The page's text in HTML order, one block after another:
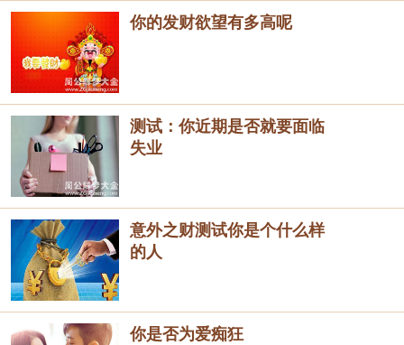
你的发财欲望有多高呢
测试：你近期是否就要面临
失业
意外之财测试你是个什么样
的人
你是否为爱痴狂